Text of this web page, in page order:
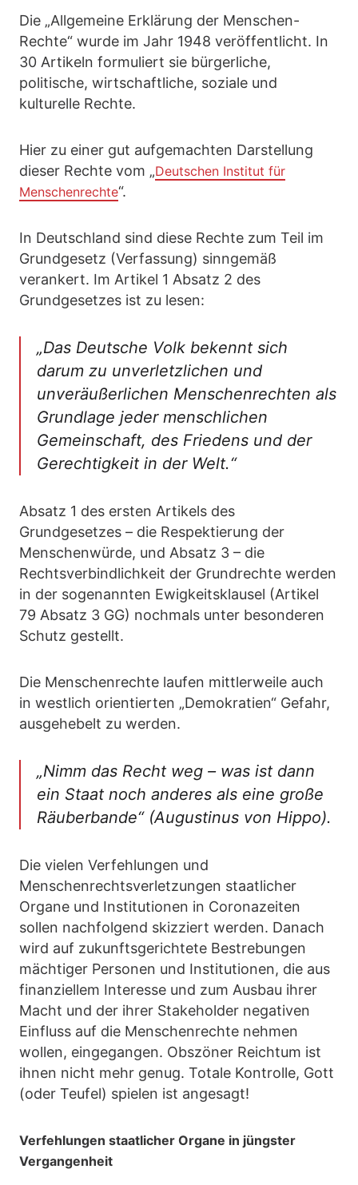
Die „Allgemeine Erklärung der Menschen-
Rechte“ wurde im Jahr 1948 veröffentlicht. In
30 Artikeln formuliert sie bürgerliche,
politische, wirtschaftliche, soziale und
kulturelle Rechte.
Hier zu einer gut aufgemachten Darstellung
dieser Rechte vom „Deutschen Institut für
Menschenrechte“.
In Deutschland sind diese Rechte zum Teil im
Grundgesetz (Verfassung) sinngemäß
verankert. Im Artikel 1 Absatz 2 des
Grundgesetzes ist zu lesen:
„Das Deutsche Volk bekennt sich
darum zu unverletzlichen und
unveräußerlichen Menschenrechten als
Grundlage jeder menschlichen
Gemeinschaft, des Friedens und der
Gerechtigkeit in der Welt.“
Absatz 1 des ersten Artikels des
Grundgesetzes – die Respektierung der
Menschenwürde, und Absatz 3 – die
Rechtsverbindlichkeit der Grundrechte werden
in der sogenannten Ewigkeitsklausel (Artikel
79 Absatz 3 GG) nochmals unter besonderen
Schutz gestellt.
Die Menschenrechte laufen mittlerweile auch
in westlich orientierten „Demokratien“ Gefahr,
ausgehebelt zu werden.
„Nimm das Recht weg – was ist dann
ein Staat noch anderes als eine große
Räuberbande“ (Augustinus von Hippo).
Die vielen Verfehlungen und
Menschenrechtsverletzungen staatlicher
Organe und Institutionen in Coronazeiten
sollen nachfolgend skizziert werden. Danach
wird auf zukunftsgerichtete Bestrebungen
mächtiger Personen und Institutionen, die aus
finanziellem Interesse und zum Ausbau ihrer
Macht und der ihrer Stakeholder negativen
Einfluss auf die Menschenrechte nehmen
wollen, eingegangen. Obszöner Reichtum ist
ihnen nicht mehr genug. Totale Kontrolle, Gott
(oder Teufel) spielen ist angesagt!
Verfehlungen staatlicher Organe in jüngster
Vergangenheit